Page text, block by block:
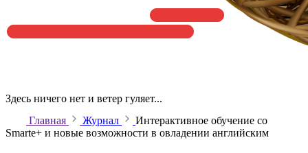
Здесь ничего нет и ветер гуляет...
Главная
Журнал
Интерактивное обучение со
Smarte+ и новые возможности в овладении английским